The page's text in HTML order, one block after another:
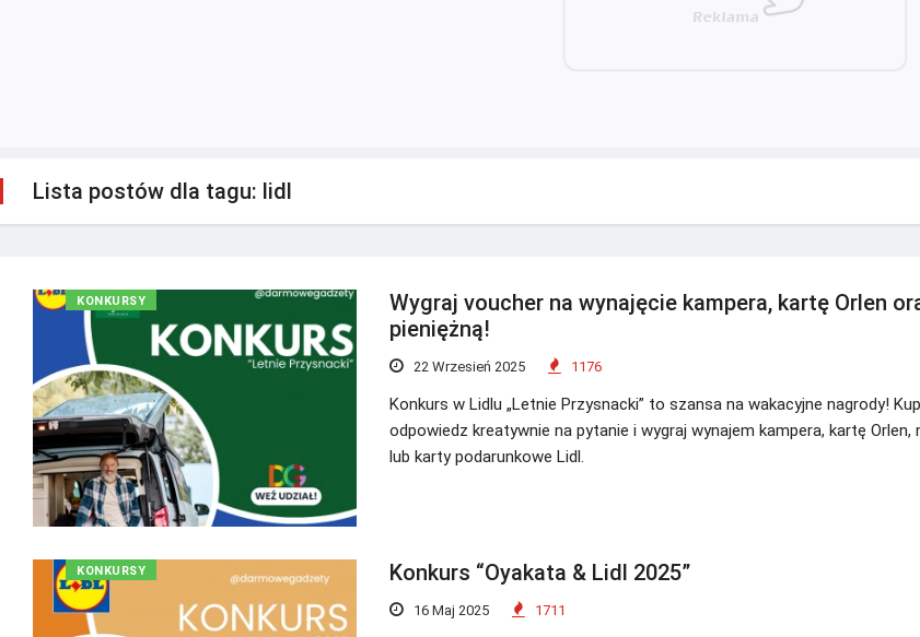
Lista postów dla tagu: lidl
KONKURSY
Wygraj voucher na wynajęcie kampera, kartę Orlen
pieniężną!
22 Wrzesień 2025 1176
Konkurs w Lidlu „Letnie Przysnacki” to szansa na wakacyjne nagrody!
odpowiedz kreatywnie na pytanie i wygraj wynajem kampera, kartę Orlen,
lub karty podarunkowe Lidl.
KONKURSY Konkurs “Oyakata & Lidl 2025”
16 Maj 2025 1711